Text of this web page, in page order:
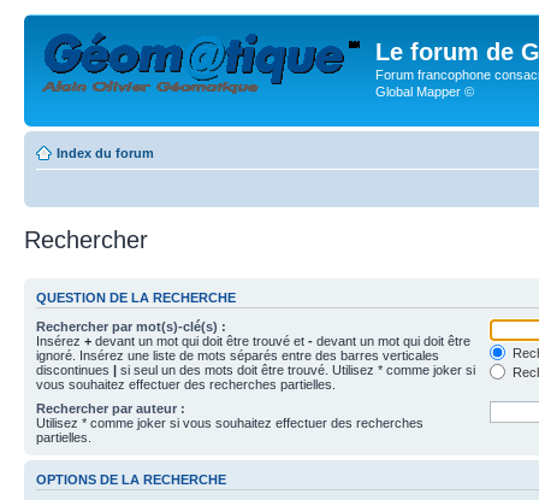
Le forum de
Forum francophone
Global Mapper ©
Index du forum
Rechercher
QUESTION DE LA RECHERCHE
Rechercher par mot(s)-clé(s) :
Insérez + devant un mot qui doit être trouvé et - devant un mot qui doit être
ignoré. Insérez une liste de mots séparés entre des barres verticales
discontinues | si seul un des mots doit être trouvé. Utilisez * comme joker si
vous souhaitez effectuer des recherches partielles.
Rechercher par auteur :
Utilisez * comme joker si vous souhaitez effectuer des recherches
partielles.
OPTIONS DE LA RECHERCHE